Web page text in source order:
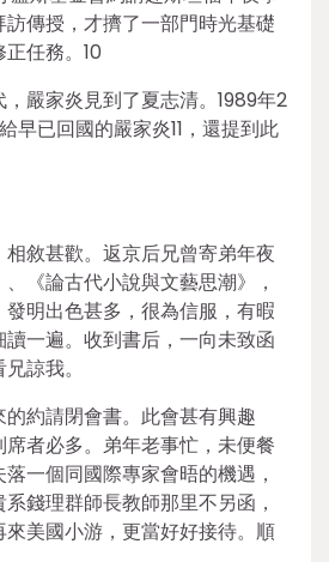
傳授，才擠了一部門時光基礎
任務。10
嚴家炎見到了夏志清。1989年2
早已回國的嚴家炎11，還提到此
敘甚歡。返京后兄曾寄弟年夜
《論古代小說與文藝思潮》，
明出色甚多，很為信服，有暇
一遍。收到書后，一向未致函
諒我。
約請閉會書。此會甚有興趣
者必多。弟年老事忙，未便餐
一個同國際專家會晤的機遇，
錢理群師長教師那里不另函，
美國小游，更當好好接待。順